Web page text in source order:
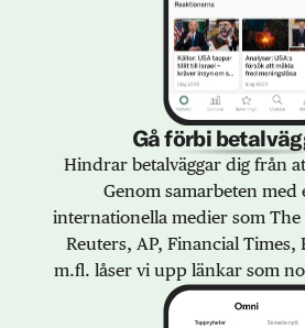
Gå förbi
Hindrar betalväggar dig från
Genom samarbeten med
internationella medier som The
Reuters, AP, Financial Times,
m.fl. låser vi upp länkar som